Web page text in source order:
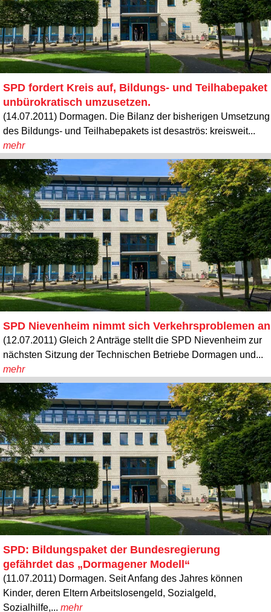
SPD fordert Kreis auf, Bildungs- und Teilhabepaket
unbürokratisch umzusetzen.
(14.07.2011) Dormagen. Die Bilanz der bisherigen Umsetzung
des Bildungs- und Teilhabepakets ist desaströs: kreisweit...
mehr
SPD Nievenheim nimmt sich Verkehrsproblemen an
(12.07.2011) Gleich 2 Anträge stellt die SPD Nievenheim zur
nächsten Sitzung der Technischen Betriebe Dormagen und...
mehr
SPD: Bildungspaket der Bundesregierung
gefährdet das „Dormagener Modell“
(11.07.2011) Dormagen. Seit Anfang des Jahres können
Kinder, deren Eltern Arbeitslosengeld, Sozialgeld,
Sozialhilfe,... mehr